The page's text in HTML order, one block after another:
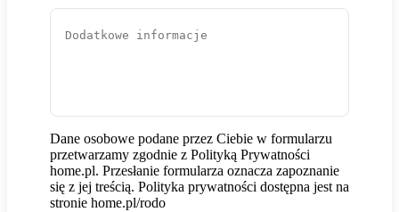
Dane osobowe podane przez Ciebie w formularzu
przetwarzamy zgodnie z Polityką Prywatności
home.pl. Przesłanie formularza oznacza zapoznanie
się z jej treścią. Polityka prywatności dostępna jest na
stronie home.pl/rodo